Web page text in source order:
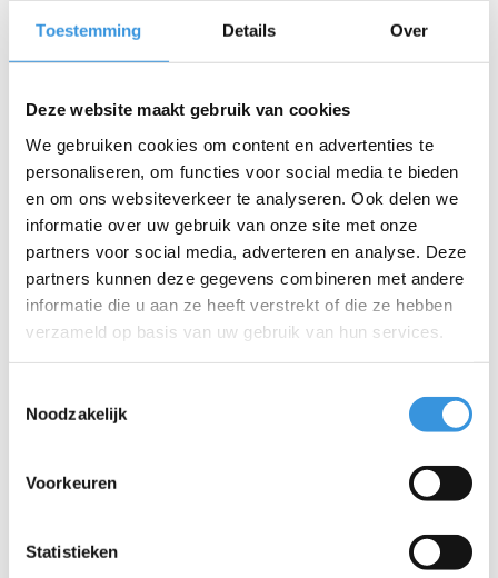
Toestemming Details Over
Deze website maakt gebruik van cookies
We gebruiken cookies om content en advertenties te
personaliseren, om functies voor social media te bieden
en om ons websiteverkeer te analyseren. Ook delen we
informatie over uw gebruik van onze site met onze
partners voor social media, adverteren en analyse. Deze
partners kunnen deze gegevens combineren met andere
informatie die u aan ze heeft verstrekt of die ze hebben
verzameld op basis van uw gebruik van hun services.
Noodzakelijk
Voorkeuren
Statistieken
Specificaties
Iets extra's erbij?